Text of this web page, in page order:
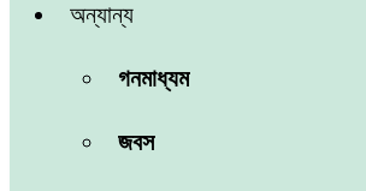
অন্যান্য
গনমাধ্যম
জবস